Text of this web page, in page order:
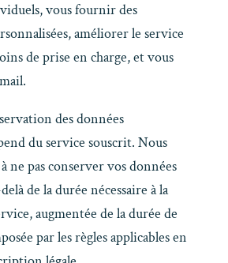
vous fournir des
améliorer le service
de prise en charge, et vous
des données
du service souscrit. Nous
ne pas conserver vos données
de la durée nécessaire à la
augmentée de la durée de
par les règles applicables en